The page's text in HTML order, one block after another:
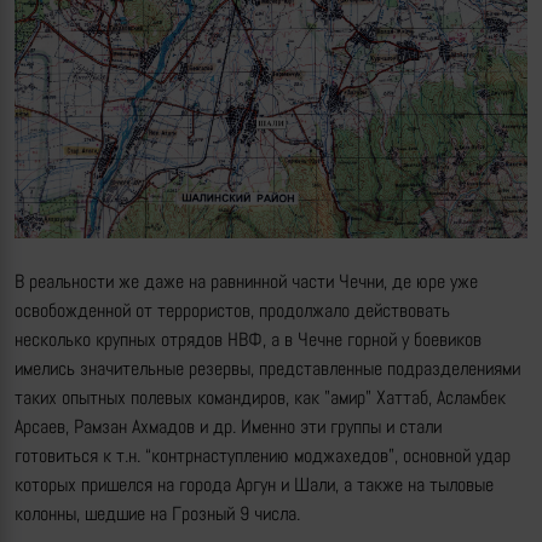
В реальности же даже на равнинной части Чечни, де юре уже
освобожденной от террористов, продолжало действовать
несколько крупных отрядов НВФ, а в Чечне горной у боевиков
имелись значительные резервы, представленные подразделениями
таких опытных полевых командиров, как "амир" Хаттаб, Асламбек
Арсаев, Рамзан Ахмадов и др. Именно эти группы и стали
готовиться к т.н. “контрнаступлению моджахедов”, основной удар
которых пришелся на города Аргун и Шали, а также на тыловые
колонны, шедшие на Грозный 9 числа.